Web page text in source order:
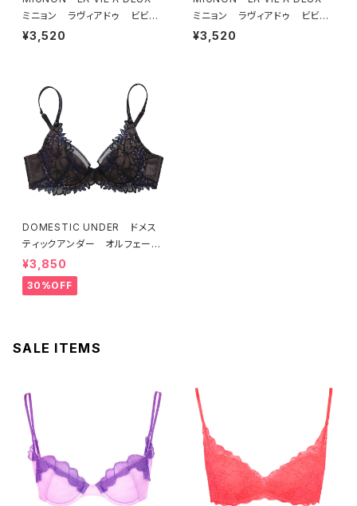
ミニョン ラヴィアドゥ ビビア
ーナ ブラジャー（ピーチ）M20
¥3,520
ミニョン ラヴィアドゥ ビビア
ーナ ブラジャー（ヴィオレッタ）
¥3,520
DOMESTIC UNDER ドメス
ティックアンダー オルフェーヴ
ル ブラジャー（ブラック）D225
4 送料無料
¥3,850
30%OFF
SALE ITEMS